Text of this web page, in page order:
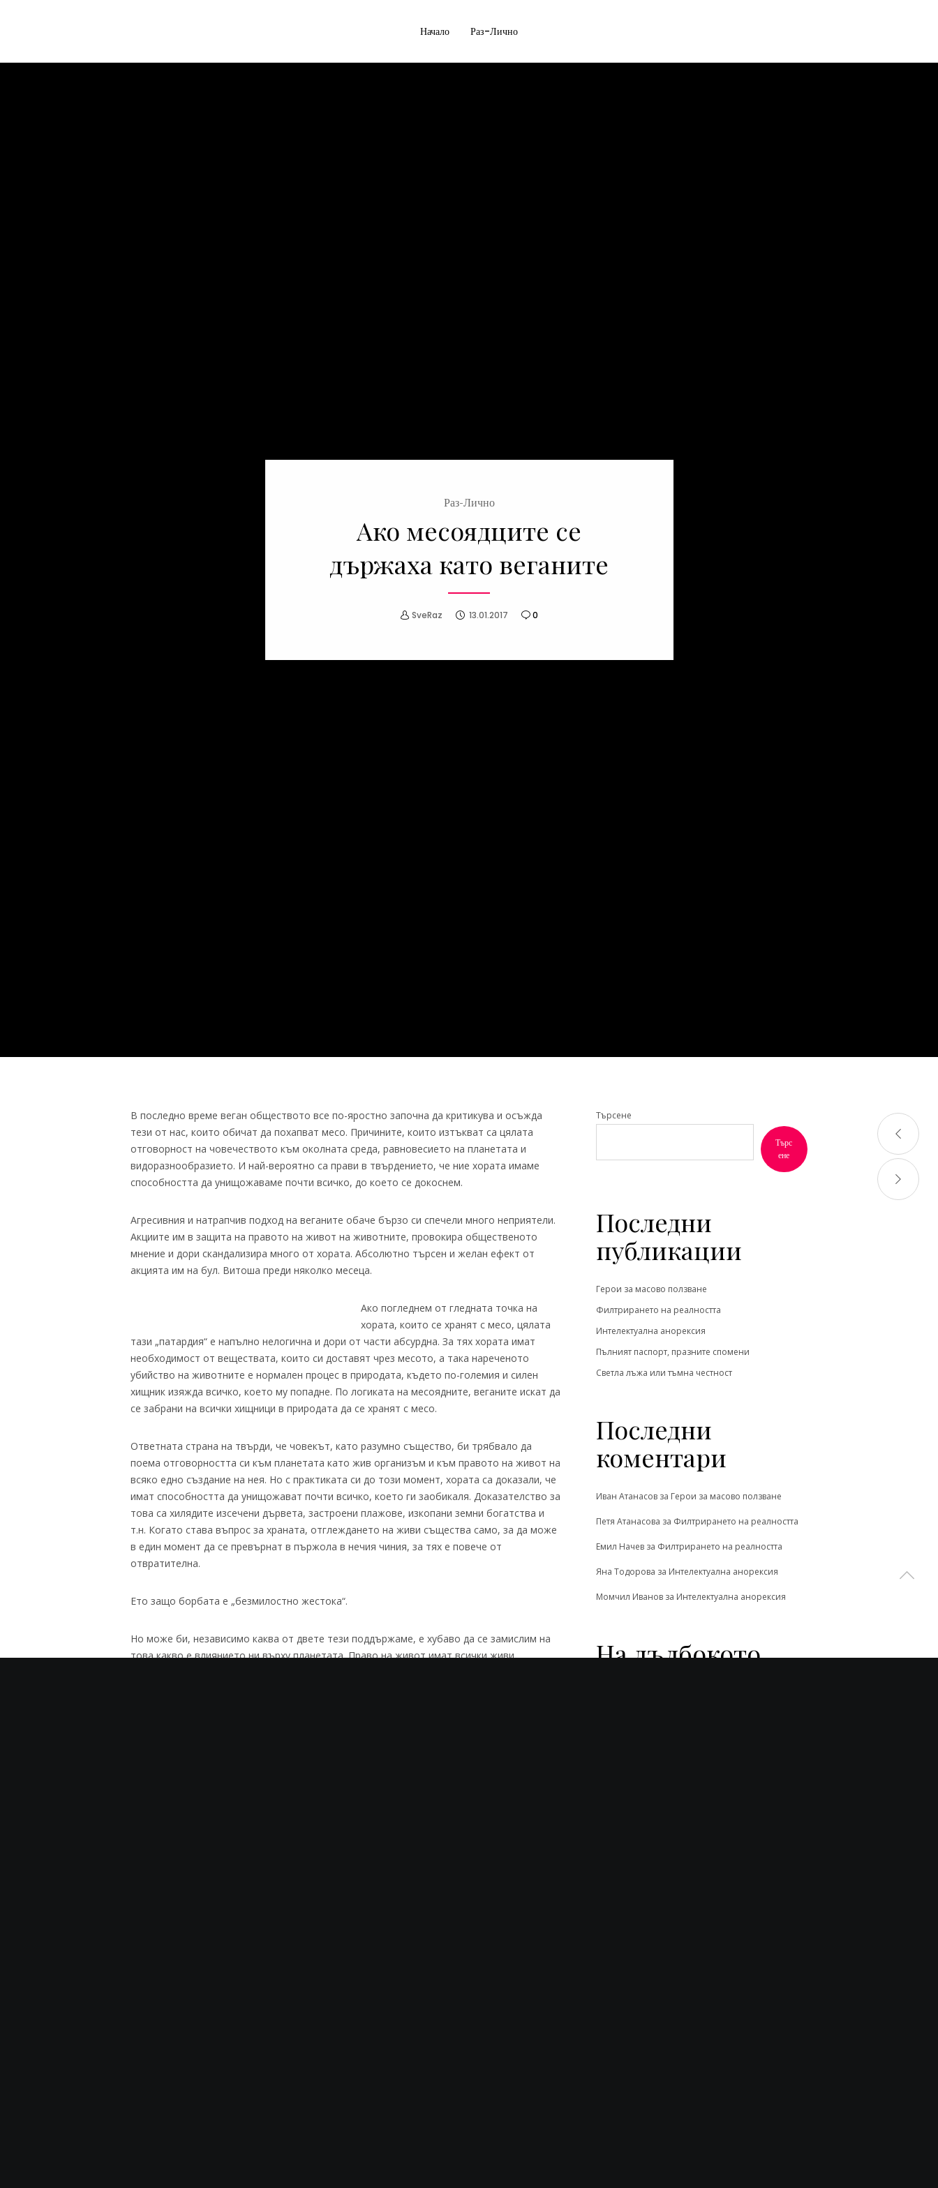
Начало Раз-Лично
Раз-Лично
Ако месоядците се
държаха като веганите
SveRaz 13.01.2017 0
В последно време веган обществото все по-яростно започна да критикува и осъжда
тези от нас, които обичат да похапват месо. Причините, които изтъкват са цялата
отговорност на човечеството към околната среда, равновесието на планетата и
видоразнообразието. И най-вероятно са прави в твърдението, че ние хората имаме
способността да унищожаваме почти всичко, до което се докоснем.
Агресивния и натрапчив подход на веганите обаче бързо си спечели много неприятели.
Акциите им в защита на правото на живот на животните, провокира общественото
мнение и дори скандализира много от хората. Абсолютно търсен и желан ефект от
акцията им на бул. Витоша преди няколко месеца.
Ако погледнем от гледната точка на
хората, които се хранят с месо, цялата
тази „патардия“ е напълно нелогична и дори от части абсурдна. За тях хората имат
необходимост от веществата, които си доставят чрез месото, а така нареченото
убийство на животните е нормален процес в природата, където по-големия и силен
хищник изяжда всичко, което му попадне. По логиката на месоядните, веганите искат да
се забрани на всички хищници в природата да се хранят с месо.
Ответната страна на твърди, че човекът, като разумно същество, би трябвало да
поема отговорността си към планетата като жив организъм и към правото на живот на
всяко едно създание на нея. Но с практиката си до този момент, хората са доказали, че
имат способността да унищожават почти всичко, което ги заобикаля. Доказателство за
това са хилядите изсечени дървета, застроени плажове, изкопани земни богатства и
т.н. Когато става въпрос за храната, отглеждането на живи същества само, за да може
в един момент да се превърнат в пържола в нечия чиния, за тях е повече от
отвратителна.
Ето защо борбата е „безмилостно жестока“.
Но може би, независимо каква от двете тези поддържаме, е хубаво да се замислим на
това какво е влиянието ни върху планетата. Право на живот имат всички живи
Търсене
Търс
ене
Последни
публикации
Герои за масово ползване
Филтрирането на реалността
Интелектуална анорексия
Пълният паспорт, празните спомени
Светла лъжа или тъмна честност
Последни
коментари
Иван Атанасовза Герои за масово ползване
Петя Атанасова за Филтрирането на реалността
Емил Начевза Филтрирането на реалността
Яна Тодорова за Интелектуална анорексия
Момчил Ивановза Интелектуална анорексия
На дълбокото ...